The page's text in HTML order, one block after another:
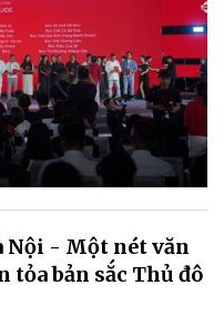
Nội - Một nét văn
tỏa bản sắc Thủ đô